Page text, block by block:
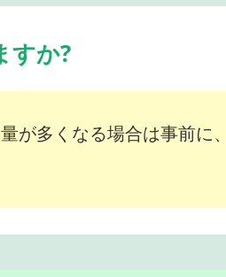
すか?
が多くなる場合は事前に